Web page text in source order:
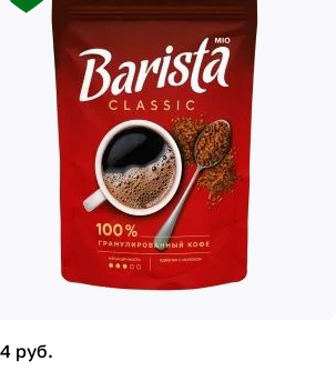
руб.